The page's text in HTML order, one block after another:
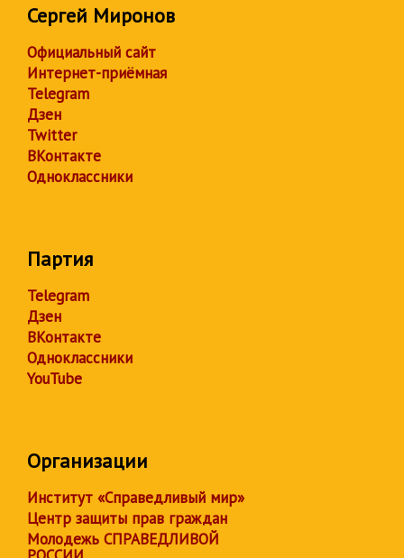
Сергей Миронов
Официальный сайт
Интернет-приёмная
Telegram
Дзен
Twitter
ВКонтакте
Одноклассники
Партия
Telegram
Дзен
ВКонтакте
Одноклассники
YouTube
Организации
Институт «Справедливый мир»
Центр защиты прав граждан
Молодежь СПРАВЕДЛИВОЙ